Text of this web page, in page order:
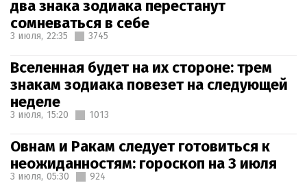
два знака зодиака перестанут
сомневаться в себе
3 июля, 22:35 3745
Вселенная будет на их стороне: трем
знакам зодиака повезет на следующей
неделе
3 июля, 15:20 1013
Овнам и Ракам следует готовиться к
неожиданностям: гороскоп на 3 июля
3 июля, 05:30 924